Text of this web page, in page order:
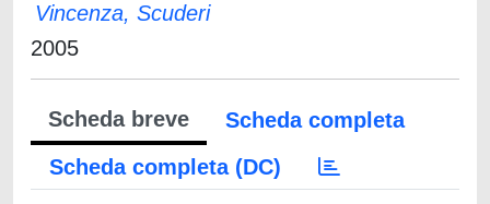
Vincenza, Scuderi
2005
Scheda breve
Scheda completa
Scheda completa (DC)